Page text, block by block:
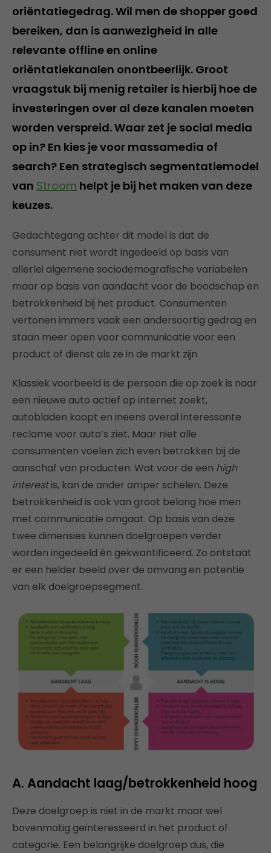
oriëntatiegedrag. Wil men de shopper goed
bereiken, dan is aanwezigheid in alle
relevante offline en online
oriëntatiekanalen onontbeerlijk. Groot
vraagstuk bij menig retailer is hierbij hoe de
investeringen over al deze kanalen moeten
worden verspreid. Waar zet je social media
op in? En kies je voor massamedia of
search? Een strategisch segmentatiemodel
van Stroom helpt je bij het maken van deze
keuzes.
Gedachtegang achter dit model is dat de
consument niet wordt ingedeeld op basis van
allerlei algemene sociodemografische variabelen
maar op basis van aandacht voor de boodschap en
betrokkenheid bij het product. Consumenten
vertonen immers vaak een andersoortig gedrag en
staan meer open voor communicatie voor een
product of dienst als ze in de markt zijn.
Klassiek voorbeeld is de persoon die op zoek is naar
een nieuwe auto actief op internet zoekt,
autobladen koopt en ineens overal interessante
reclame voor auto’s ziet. Maar niet alle
consumenten voelen zich even betrokken bij de
aanschaf van producten. Wat voor de een high
interestis, kan de ander amper schelen. Deze
betrokkenheid is ook van groot belang hoe men
met communicatie omgaat. Op basis van deze
twee dimensies kunnen doelgroepen verder
worden ingedeeld én gekwantificeerd. Zo ontstaat
er een helder beeld over de omvang en potentie
van elk doelgroepsegment.
A. Aandacht laag/betrokkenheid hoog
Deze doelgroep is niet in de markt maar wel
bovenmatig geïnteresseerd in het product of
categorie. Een belangrijke doelgroep dus, die